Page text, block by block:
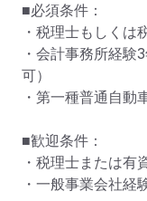
■必須条件：
・税理士もしくは
・会計事務所経験
可）
・第一種普通自動
■歓迎条件：
・税理士または有
・一般事業会社経